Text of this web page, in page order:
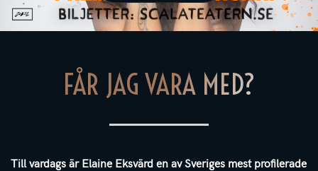
FÅR JAG VARA MED?
Till vardags är Elaine Eksvärd en av Sveriges mest profilerade